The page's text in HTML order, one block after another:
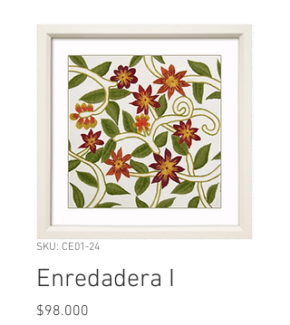
SKU: CE01-24
Enredadera I
$98.000